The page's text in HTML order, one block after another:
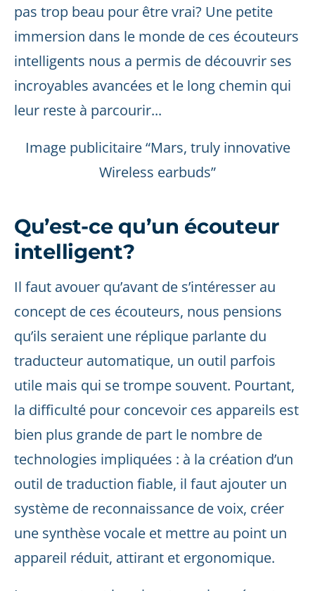
pas trop beau pour être vrai? Une petite
immersion dans le monde de ces écouteurs
intelligents nous a permis de découvrir ses
incroyables avancées et le long chemin qui
leur reste à parcourir...
Image publicitaire “Mars, truly innovative
Wireless earbuds”
Qu’est-ce qu’un écouteur
intelligent?
Il faut avouer qu’avant de s’intéresser au
concept de ces écouteurs, nous pensions
qu’ils seraient une réplique parlante du
traducteur automatique, un outil parfois
utile mais qui se trompe souvent. Pourtant,
la difficulté pour concevoir ces appareils est
bien plus grande de part le nombre de
technologies impliquées : à la création d’un
outil de traduction fiable, il faut ajouter un
système de reconnaissance de voix, créer
une synthèse vocale et mettre au point un
appareil réduit, attirant et ergonomique.